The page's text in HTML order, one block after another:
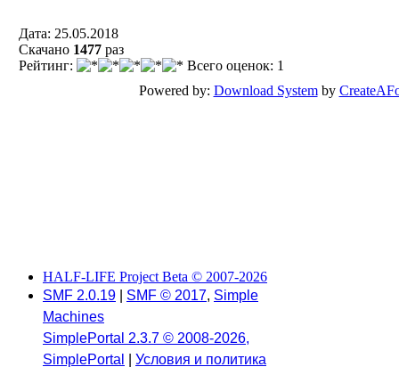
Дата: 25.05.2018
Скачано 1477 раз
Рейтинг:
Всего оценок: 1
Powered by: Download Systemby
HALF-LIFE Project Beta © 2007-2026
SMF 2.0.19
SMF © 2017, Simple
Machines
SimplePortal 2.3.7 © 2008-2026,
SimplePortal
Условия и политика